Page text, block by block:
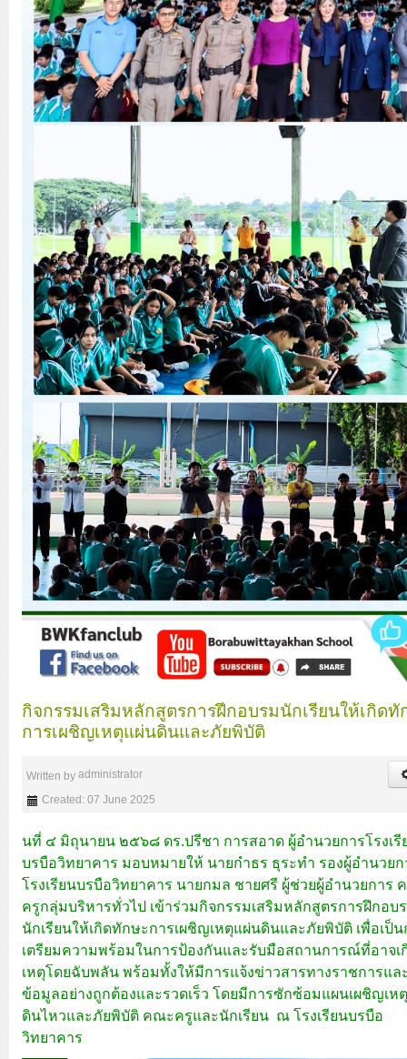
กิจกรรมเสริมหลักสูตรการฝึกอบรมนักเรียนให้เกิดทั
การเผชิญเหตุแผ่นดินและภัยพิบัติ
Written byadministrator
Created: 07 June 2025
นที่ ๔ มิถุนายน ๒๕๖๘ ดร.ปรีชา การสอาด ผู้อำนวยการโรงเรี
บรบือวิทยาคาร มอบหมายให้ นายกำธร ธุระทำ รองผู้อำนวยก
โรงเรียนบรบือวิทยาคาร นายกมล ชายศรี ผู้ช่วยผู้อำนวยการ
ครูกลุ่มบริหารทั่วไป เข้าร่วมกิจกรรมเสริมหลักสูตรการฝึกอบ
นักเรียนให้เกิดทักษะการเผชิญเหตุแผ่นดินและภัยพิบัติ เพื่อเป็น
เตรียมความพร้อมในการป้องกันและรับมือสถานการณ์ที่อาจเ
เหตุโดยฉับพลัน พร้อมทั้งให้มีการแจ้งข่าวสารทางราชการแล
ข้อมูลอย่างถูกต้องและรวดเร็ว โดยมีการซักซ้อมแผนเผชิญเห
ดินไหวและภัยพิบัติ คณะครูและนักเรียน ณ โรงเรียนบรบือ
วิทยาคาร